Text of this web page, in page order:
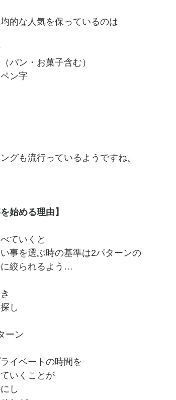
的な人気を保っているのは
パン・お菓子含む）
ン字
グも流行っているようですね。
始める理由】
べていくと
事を選ぶ時の基準は2パターンの
に絞られるよう…
し
ーン
イベートの時間を
いくことが
し